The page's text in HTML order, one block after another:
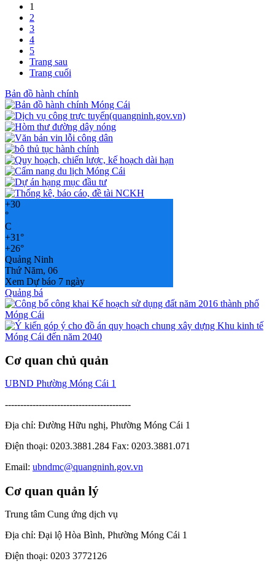
1
2
3
4
5
Trang sau
Trang cuối
Bản đồ hành chính
+30
°
C
+31°
+26°
Quảng Ninh
Thứ Năm, 06
Xem Dự báo 7 ngày
Quảng bá
Cơ quan chủ quản
UBND Phường Móng Cái 1
-----------------------------------------
Địa chỉ: Đường Hữu nghị, Phường Móng Cái 1
Điện thoại: 0203.3881.284 Fax: 0203.3881.071
Email: ubndmc@quangninh.gov.vn
Cơ quan quản lý
Trung tâm Cung ứng dịch vụ
Địa chỉ: Đại lộ Hòa Bình, Phường Móng Cái 1
Điện thoại: 0203 3772126